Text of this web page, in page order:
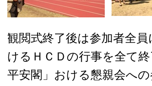
観閲式終了後は参加者全
けるＨＣＤの行事を全て
平安閣」おける懇親会へ